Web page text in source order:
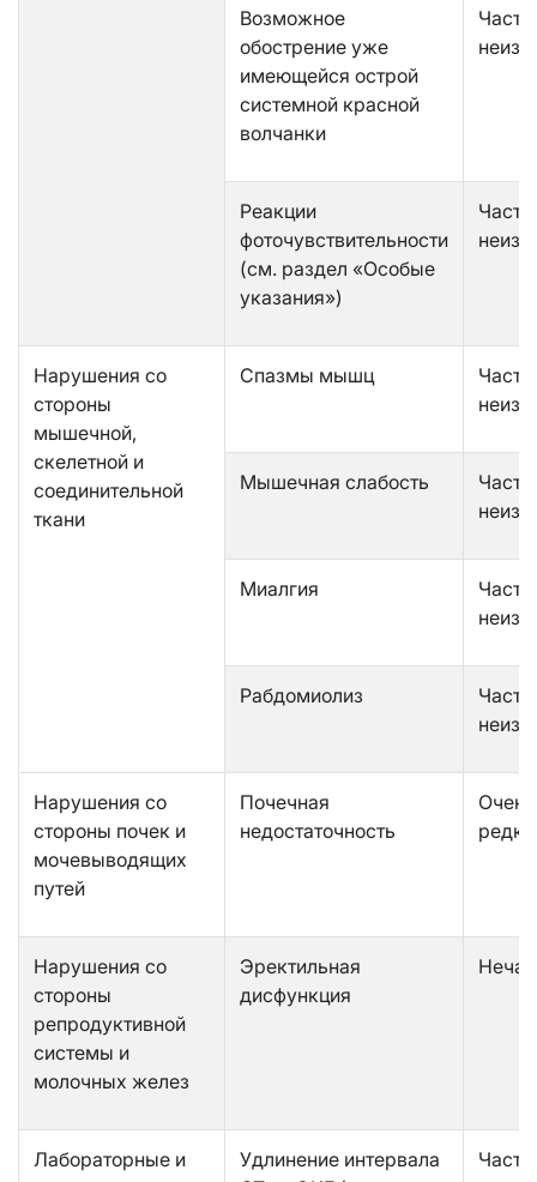
Возможное
обострение уже
имеющейся острой
системной красной
волчанки
Реакции
фоточувствительности
(см. раздел «Особые
указания»)
Нарушения со
стороны
мышечной,
скелетной и
соединительной
ткани
Спазмы мышц
Мышечная слабость
Миалгия
Рабдомиолиз
Нарушения со
стороны почек и
мочевыводящих
путей
Почечная
недостаточность
Очень
редко
Нарушения со
стороны
репродуктивной
системы и
молочных желез
Эректильная
дисфункция
Лабораторные и
Удлинение интервала